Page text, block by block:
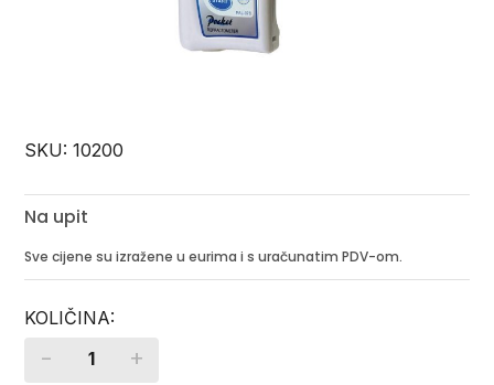
SKU:10200
Na upit
Sve cijene su izražene u eurima i s uračunatim PDV-om.
Quantity
- +